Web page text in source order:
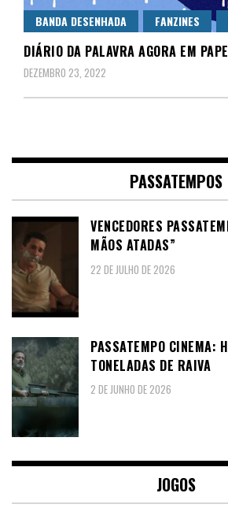
BANDA DESENHADA FANZINES
DIÁRIO DA PALAVRA AGORA EM
DEZEMBRO 23, 2022
PASSATEMPOS
VENCEDORES
MÃOS ATADAS”
22 DE JULHO DE 2026
PASSATEMPO CINEMA:
TONELADAS DE RAIVA
2 DE JUNHO DE 2026
JOGOS